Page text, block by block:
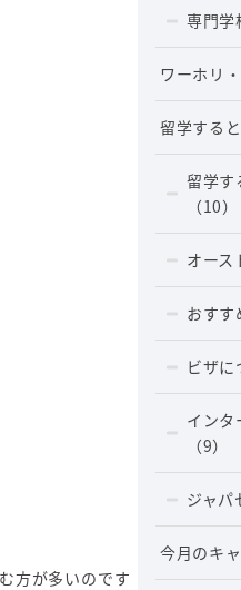
方が多いのです
専門学
ワーホリ
留学する
留学す
（10）
オース
おすす
ビザに
インタ
（9）
ジャパ
今月のキ